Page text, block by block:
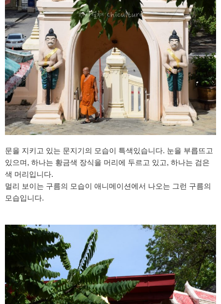
문을 지키고 있는 문지기의 모습이 특색있습니다. 눈을 부릅뜨고
있으며, 하나는 황금색 장식을 머리에 두르고 있고, 하나는 검은
색 머리입니다.
멀리 보이는 구름의 모습이 애니메이션에서 나오는 그런 구름의
모습입니다.